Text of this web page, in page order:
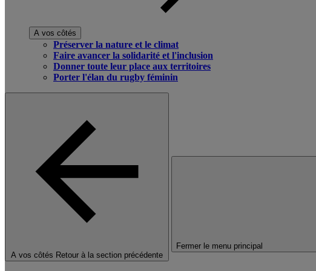
A vos côtés
Préserver la nature et le climat
Faire avancer la solidarité et l'inclusion
Donner toute leur place aux territoires
Porter l'élan du rugby féminin
A vos côtés Retour à la section précédente
Fermer le menu principal